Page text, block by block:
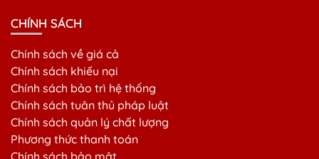
CHÍNH SÁCH
Chính sách về giá cả
Chính sách khiếu nại
Chính sách bảo trì hệ thống
Chính sách tuân thủ pháp luật
Chính sách quản lý chất lượng
Phương thức thanh toán